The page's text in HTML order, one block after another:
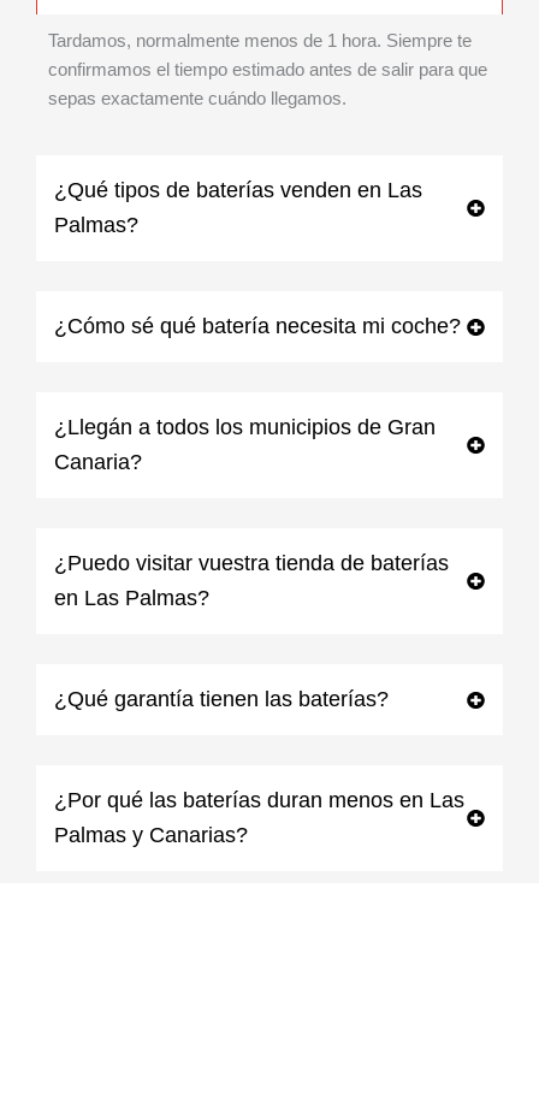
Tardamos, normalmente menos de 1 hora. Siempre te
confirmamos el tiempo estimado antes de salir para que
sepas exactamente cuándo llegamos.
¿Qué tipos de baterías venden en Las
Palmas?
¿Cómo sé qué batería necesita mi coche?
¿Llegán a todos los municipios de Gran
Canaria?
¿Puedo visitar vuestra tienda de baterías
en Las Palmas?
¿Qué garantía tienen las baterías?
¿Por qué las baterías duran menos en Las
Palmas y Canarias?